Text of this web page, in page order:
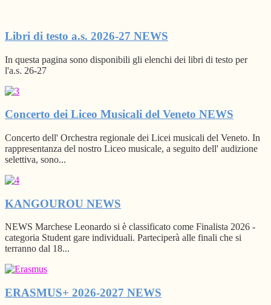
Libri di testo a.s. 2026-27 NEWS
In questa pagina sono disponibili gli elenchi dei libri di testo per
l'a.s. 26-27
Concerto dei Liceo Musicali del Veneto NEWS
Concerto dell' Orchestra regionale dei Licei musicali del Veneto. In
rappresentanza del nostro Liceo musicale, a seguito dell' audizione
selettiva, sono...
KANGOUROU NEWS
NEWS Marchese Leonardo si è classificato come Finalista 2026 -
categoria Student gare individuali. Parteciperà alle finali che si
terranno dal 18...
ERASMUS+ 2026-2027 NEWS